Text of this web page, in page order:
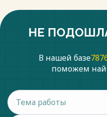
НЕ
В нашей базе
поможем